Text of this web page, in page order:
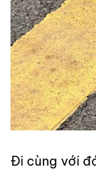
Đi cùng với